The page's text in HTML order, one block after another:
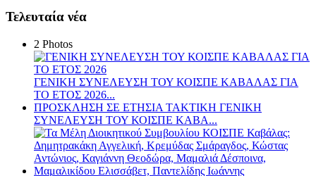
Τελευταία νέα
2 Photos
ΓΕΝΙΚΗ ΣΥΝΕΛΕΥΣΗ ΤΟΥ ΚΟΙΣΠΕ ΚΑΒΑΛΑΣ ΓΙΑ
ΤΟ ΕΤΟΣ 2026...
ΠΡΟΣΚΛΗΣΗ ΣΕ ΕΤΗΣΙΑ TAKTIKH ΓΕΝΙΚΗ
ΣΥΝΕΛΕΥΣΗ ΤΟΥ ΚΟΙΣΠΕ ΚΑΒΑ...